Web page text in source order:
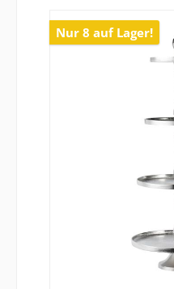
Nur 8 auf Lager!